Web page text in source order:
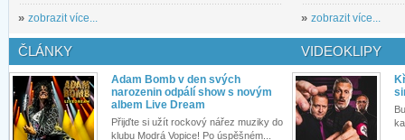
» zobrazit více... » zobrazit více...
ČLÁNKY
Adam Bomb v den svých
narozenin odpálí show s novým
albem Live Dream
Přijďte si užít rockový nářez muziky do
klubu Modrá Vopice! Po úspěšném...
VIDEOKLIPY